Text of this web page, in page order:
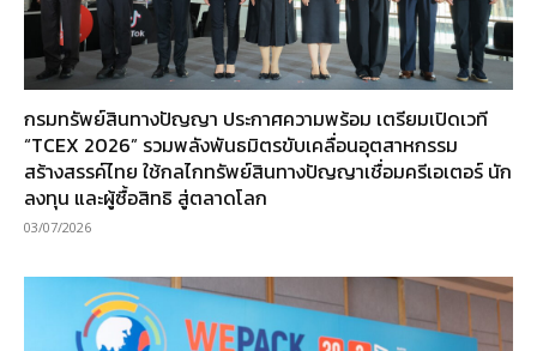
กรมทรัพย์สินทางปัญญา ประกาศความพร้อม เตรียมเปิดเวที
“TCEX 2026” รวมพลังพันธมิตรขับเคลื่อนอุตสาหกรรม
สร้างสรรค์ไทย ใช้กลไกทรัพย์สินทางปัญญาเชื่อมครีเอเตอร์ นัก
ลงทุน และผู้ซื้อสิทธิ สู่ตลาดโลก
03/07/2026